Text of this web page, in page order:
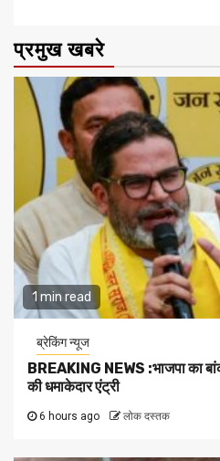
प्रमुख खबरे
1 min read
ब्रेकिंग न्यूज
BREAKING NEWS :भाजपा का
की धमाकेदार एंट्री
6 hours ago लोक दस्तक